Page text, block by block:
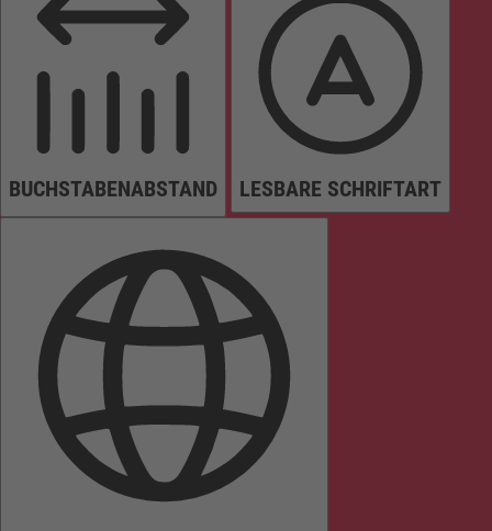
BUCHSTABENABSTAND LESBARE SCHRIFTART